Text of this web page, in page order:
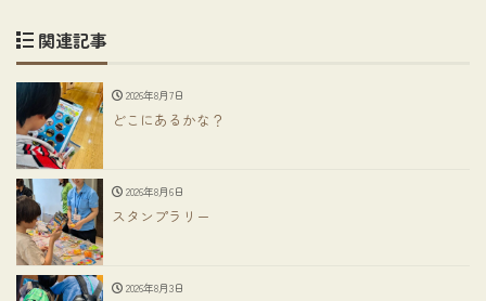
関連記事
2026年8月7日
どこにあるかな？
2026年8月6日
スタンプラリー
2026年8月3日